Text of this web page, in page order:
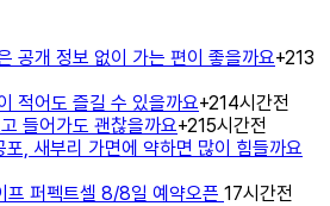
공개 정보 없이 가는 편이 좋을까요+213
적어도 즐길 수 있을까요+214시간전
들어가도 괜찮을까요+215시간전
, 새부리 가면에 약하면 많이 힘들까요
프 퍼펙트셀 8/8일 예약오픈 17시간전